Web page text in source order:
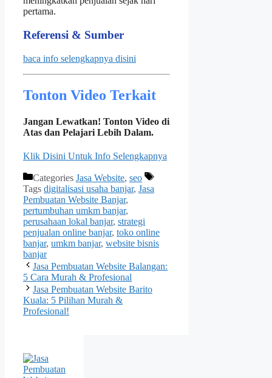
pertama.
Referensi & Sumber
baca info selengkapnya disini
Tonton Video Terkait
Jangan Lewatkan! Tonton Video di
Atas dan Pelajari Lebih Dalam.
Klik Disini Untuk Info Selengkapnya
Categories Jasa Website, seo
Tags digitalisasi usaha banjar, Jasa
Pembuatan Website Banjar,
pertumbuhan umkm banjar,
perusahaan lokal banjar, strategi
penjualan online banjar, toko online
banjar, umkm banjar, website bisnis
banjar
Jasa Pembuatan Website Balangan:
5 Cara Murah & Profesional
Jasa Pembuatan Website Barito
Kuala: 5 Pilihan Murah &
Profesional!